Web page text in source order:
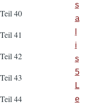
Teil 40
Teil 41
Teil 42
Teil 43
Teil 44
s
a
i
s
5
L
e